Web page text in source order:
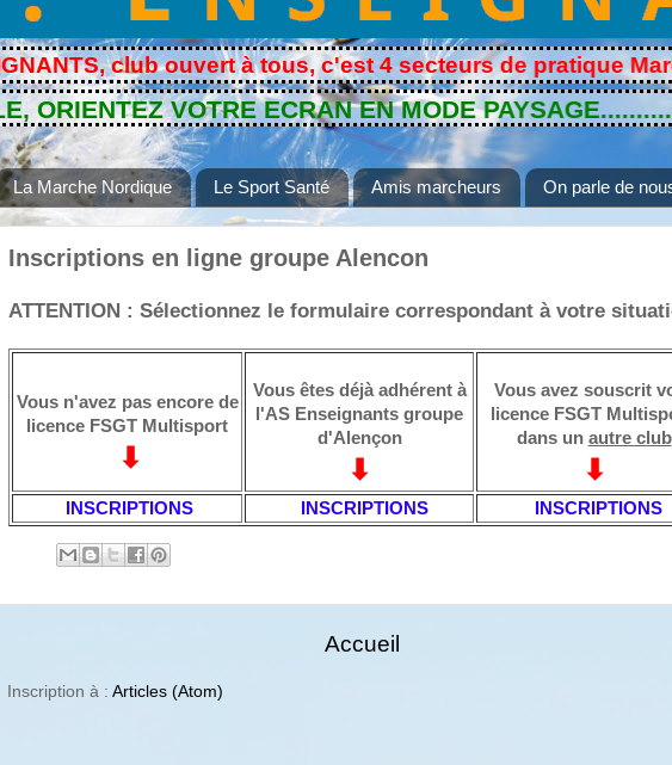
club ouvert à tous, c'est 4 secteurs de pratique Marche
VOTRE ECRAN EN MODE
La Marche Nordique Le Sport Santé Amis marcheurs On parle de
Inscriptions en ligne groupe Alencon
ATTENTION : Sélectionnez le formulaire correspondant à votre
Vous n'avez pas encore de
licence FSGT Multisport
⬇
Vous êtes déjà adhérent à
l'AS Enseignants groupe
d'Alençon
⬇
Vous avez souscrit
licence FSGT
dans un autre club
⬇
INSCRIPTIONS INSCRIPTIONS INSCRIPTIONS
Accueil
Inscription à : Articles (Atom)